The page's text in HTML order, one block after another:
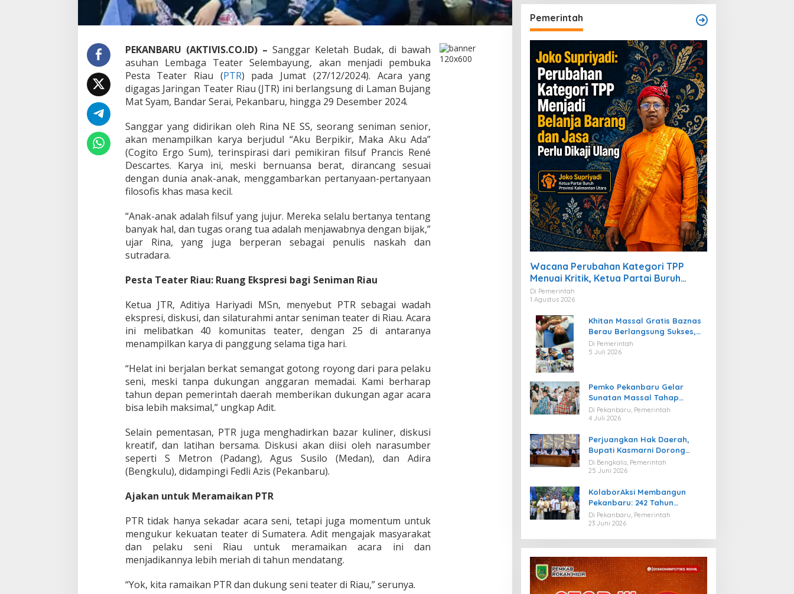
i
a
e
n
g
a
n
S
g
u
h
a
n
F
i
o
s
o
f
i
PEKANBARU (AKTIVIS.CO.ID) – Sanggar Keletah Budak, di bawah
asuhan Lembaga Teater Selembayung, akan menjadi pembuka
Pesta Teater Riau (PTR) pada Jumat (27/12/2024). Acara yang
digagas Jaringan Teater Riau (JTR) ini berlangsung di Laman Bujang
Mat Syam, Bandar Serai, Pekanbaru, hingga 29 Desember 2024.
Sanggar yang didirikan oleh Rina NE SS, seorang seniman senior,
akan menampilkan karya berjudul “Aku Berpikir, Maka Aku Ada”
(Cogito Ergo Sum), terinspirasi dari pemikiran filsuf Prancis René
Descartes. Karya ini, meski bernuansa berat, dirancang sesuai
dengan dunia anak-anak, menggambarkan pertanyaan-pertanyaan
filosofis khas masa kecil.
“Anak-anak adalah filsuf yang jujur. Mereka selalu bertanya tentang
banyak hal, dan tugas orang tua adalah menjawabnya dengan bijak,”
ujar Rina, yang juga berperan sebagai penulis naskah dan
sutradara.
Pesta Teater Riau: Ruang Ekspresi bagi Seniman Riau
Ketua JTR, Aditiya Hariyadi MSn, menyebut PTR sebagai wadah
ekspresi, diskusi, dan silaturahmi antar seniman teater di Riau. Acara
ini melibatkan 40 komunitas teater, dengan 25 di antaranya
menampilkan karya di panggung selama tiga hari.
“Helat ini berjalan berkat semangat gotong royong dari para pelaku
seni, meski tanpa dukungan anggaran memadai. Kami berharap
tahun depan pemerintah daerah memberikan dukungan agar acara
bisa lebih maksimal,” ungkap Adit.
Selain pementasan, PTR juga menghadirkan bazar kuliner, diskusi
kreatif, dan latihan bersama. Diskusi akan diisi oleh narasumber
seperti S Metron (Padang), Agus Susilo (Medan), dan Adira
(Bengkulu), didampingi Fedli Azis (Pekanbaru).
Ajakan untuk Meramaikan PTR
PTR tidak hanya sekadar acara seni, tetapi juga momentum untuk
mengukur kekuatan teater di Sumatera. Adit mengajak masyarakat
dan pelaku seni Riau untuk meramaikan acara ini dan
menjadikannya lebih meriah di tahun mendatang.
“Yok, kita ramaikan PTR dan dukung seni teater di Riau,” serunya.
Pemerintah
Wacana Perubahan Kategori TPP
Menuai Kritik, Ketua Partai Buruh
Kaltara Tekankan Kepatuhan Regulasi
Di Pemerintah
1 Agustus 2026
Khitan Massal Gratis Baznas
Berau Berlangsung Sukses,
Hadirkan Kebahagiaan bagi
Puluhan Anak
Di Pemerintah
5 Juli 2026
Pemko Pekanbaru Gelar
Sunatan Massal Tahap
Kedua, 100 Anak Ikuti Khitan
Gratis
Di Pekanbaru, Pemerintah
4 Juli 2026
Perjuangkan Hak Daerah,
Bupati Kasmarni Dorong
BUMD PT BLJ Diprioritaskan
Kelola Migas
Di Bengkalis, Pemerintah
25 Juni 2026
KolaborAksi Membangun
Pekanbaru: 242 Tahun
Melangkah Menuju Kota yang
Lebih Maju
Di Pekanbaru, Pemerintah
23 Juni 2026